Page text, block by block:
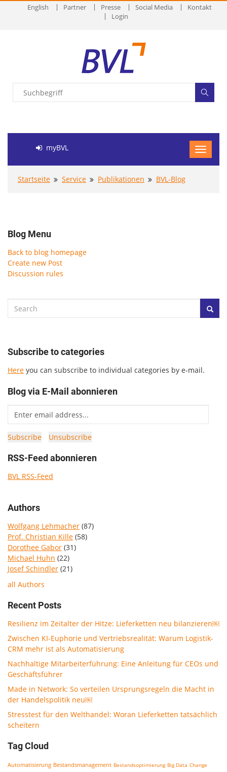
English Partner Presse Social Media
Kontakt
Login
myBVL
Startseite Service Publikationen BVL-Blog
Blog Menu
Back to blog homepage
Create new Post
Discussion rules
Subscribe to categories
Here you can subscribe to individual categories by e-mail.
Blog via E-Mail abonnieren
RSS-Feed abonnieren
BVL RSS-Feed
Authors
Wolfgang Lehmacher (87)
Prof. Christian Kille (58)
Dorothee Gabor (31)
Michael Huhn (22)
Josef Schindler (21)
all Authors
Recent Posts
Resilienz im Zeitalter der Hitze: Lieferketten neu bilanzieren￼
Zwischen KI-Euphorie und Vertriebsrealität: Warum Logistik-
CRM mehr ist als Automatisierung
Nachhaltige Mitarbeiterführung: Eine Anleitung für CEOs und
Geschäftsführer
Made in Network: So verteilen Ursprungsregeln die Macht in
der Handelspolitik neu￼
Stresstest für den Welthandel: Woran Lieferketten tatsächlich
scheitern
Tag Cloud
Automatisierung Bestandsmanagement Bestandsoptimierung Big Data Change